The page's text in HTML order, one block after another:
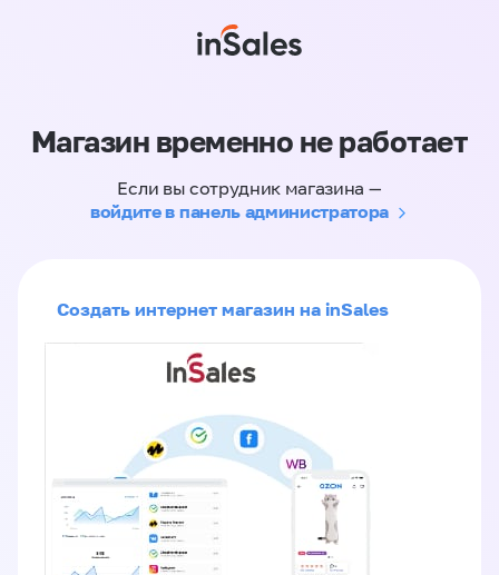
Магазин временно не работает
Если вы сотрудник магазина —
войдите в панель администратора
Создать интернет магазин на inSales